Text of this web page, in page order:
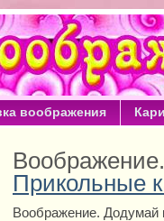
воображения
Прикольные
Воображение. Додумай